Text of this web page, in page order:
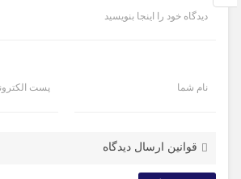
دیدگاه خود را اینجا بنویسید
نام شما پست
قوانین ارسال دیدگاه